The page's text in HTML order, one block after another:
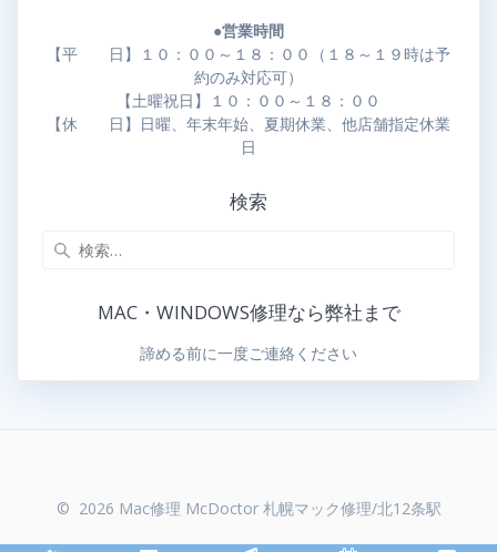
●営業時間
【平 日】１０：００～１８：００（１８～１９時は予
約のみ対応可）
【土曜祝日】１０：００～１８：００
【休 日】日曜、年末年始、夏期休業、他店舗指定休業
日
検索
MAC・WINDOWS修理なら弊社まで
諦める前に一度ご連絡ください
© 2026 Mac修理 McDoctor 札幌マック修理/北12条駅